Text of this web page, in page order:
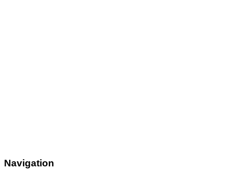
Navigation